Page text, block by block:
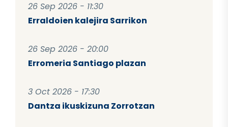
26 Sep 2026 - 11:30
Erraldoien kalejira Sarrikon
26 Sep 2026 - 20:00
Erromeria Santiago plazan
3 Oct 2026 - 17:30
Dantza ikuskizuna Zorrotzan